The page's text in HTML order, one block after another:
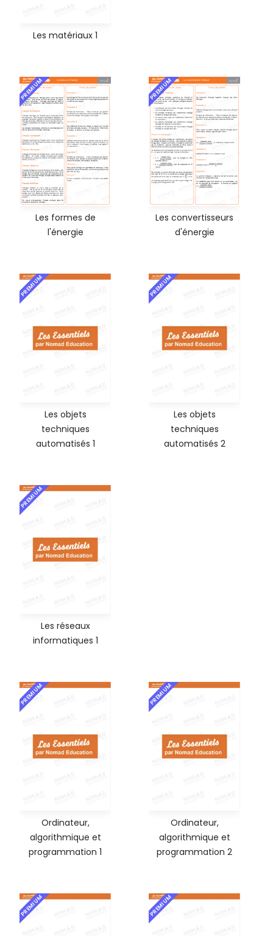
Les matériaux 1
PREMIUM
Les formes de
l'énergie
PREMIUM
Les convertisseurs
d'énergie
PREMIUM
Les objets
techniques
automatisés 1
PREMIUM
Les objets
techniques
automatisés 2
PREMIUM
Les réseaux
informatiques 1
PREMIUM
Ordinateur,
algorithmique et
programmation 1
PREMIUM
Ordinateur,
algorithmique et
programmation 2
PREMIUM PREMIUM